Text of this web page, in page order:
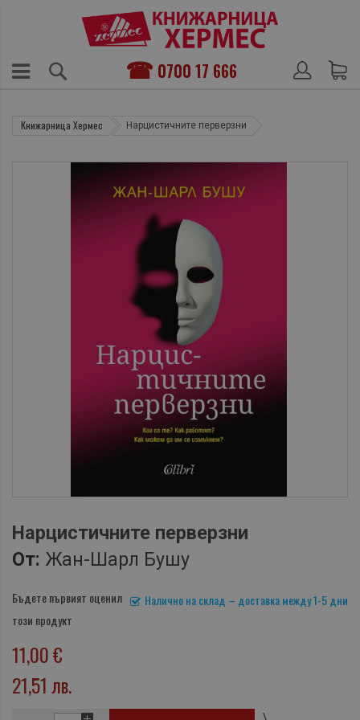
0700 17 666
Книжарница Хермес Нарцистичните перверзни
Нарцистичните перверзни
От: Жан-Шарл Бушу
Налично на склад – доставка между 1-5 дни
Бъдете първият оценил
този продукт
11,00 €
21,51 лв.